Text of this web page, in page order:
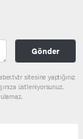
Gönder
sitesine yaptığınız
üstleniyorsunuz.